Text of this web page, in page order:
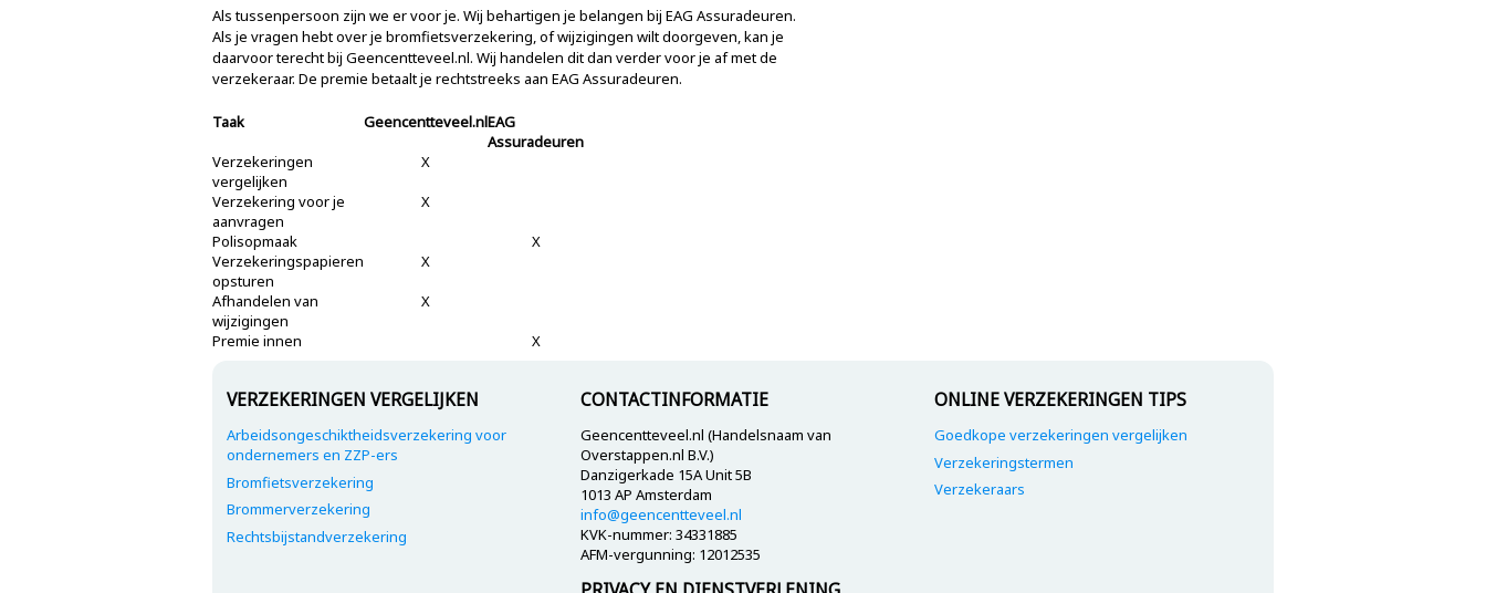
Als tussenpersoon zijn we er voor je. Wij behartigen je belangen bij EAG Assuradeuren.
Als je vragen hebt over je bromfietsverzekering, of wijzigingen wilt doorgeven, kan je
daarvoor terecht bij Geencentteveel.nl. Wij handelen dit dan verder voor je af met de
verzekeraar. De premie betaalt je rechtstreeks aan EAG Assuradeuren.
Taak Geencentteveel.nlEAG
Assuradeuren
Verzekeringen
vergelijken
X
Verzekering voor je
aanvragen
X
Polisopmaak
X
Verzekeringspapieren
opsturen
X
Afhandelen van
wijzigingen
X
Premie innen
X
VERZEKERINGEN VERGELIJKEN
Arbeidsongeschiktheidsverzekering voor
ondernemers en ZZP-ers
Bromfietsverzekering
Brommerverzekering
Rechtsbijstandverzekering
CONTACTINFORMATIE
Geencentteveel.nl (Handelsnaam van
Overstappen.nl B.V.)
Danzigerkade 15A Unit 5B
1013 AP Amsterdam
info@geencentteveel.nl
KVK-nummer: 34331885
AFM-vergunning: 12012535
ONLINE VERZEKERINGEN TIPS
Goedkope verzekeringen vergelijken
Verzekeringstermen
Verzekeraars